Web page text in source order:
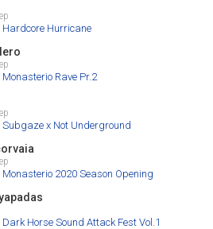
Hurricane
Rave Pr.2
x Not Underground
2020 Season Opening
Horse Sound Attack Fest Vol.1